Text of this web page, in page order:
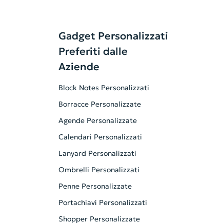
Gadget Personalizzati
Preferiti dalle
Aziende
Block Notes Personalizzati
Borracce Personalizzate
Agende Personalizzate
Calendari Personalizzati
Lanyard Personalizzati
Ombrelli Personalizzati
Penne Personalizzate
Portachiavi Personalizzati
Shopper Personalizzate